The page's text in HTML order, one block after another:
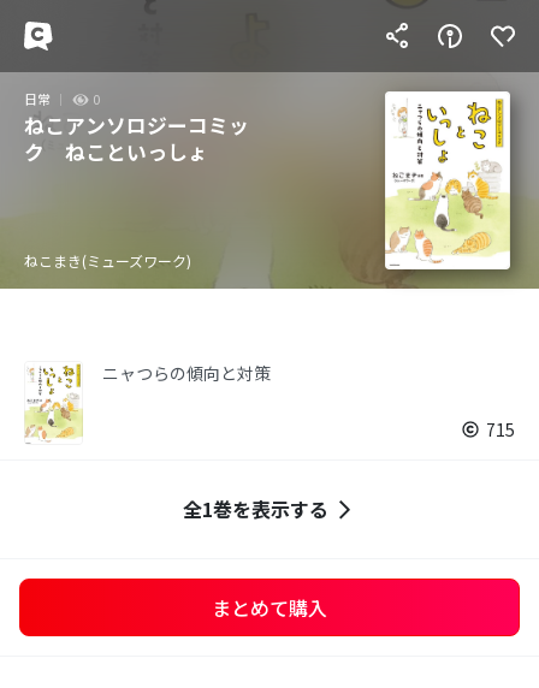
日常 0
ねこアンソロジーコミッ
ク ねこといっしょ
ねこまき(ミューズワーク)
ニャつらの傾向と対策
715
全1巻を表示する
まとめて購入